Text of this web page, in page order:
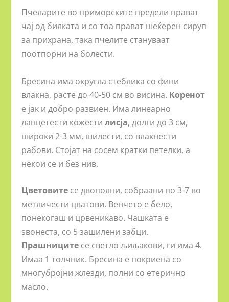
Пчеларите во приморските предели прават
чај од билката и со тоа прават шеќерен сируп
за прихрана, така пчелите стануваат
поотпорни на болести.
Бресина има округла стеблика со фини
влакна, расте до 40-50 см во висина. Коренот
е јак и добро развиен. Има линеарно
ланцетести кожестилисја, долги до 3 см,
широки 2-3 мм, шилести, со влакнести
рабови. Стојат на сосем кратки петелки, а
некои се и без нив.
Цветовите се двополни, собраани по 3-7 во
метличести цватови. Венчето е бело,
понекогаш и црвеникаво. Чашката е
ѕвонеста, со 5 зашилени забци.
Прашниците се светло љиљакови, ги има 4.
Имаа 1 толчник. Бресина е покриена со
многубројни жлезди, полни со етерично
масло.